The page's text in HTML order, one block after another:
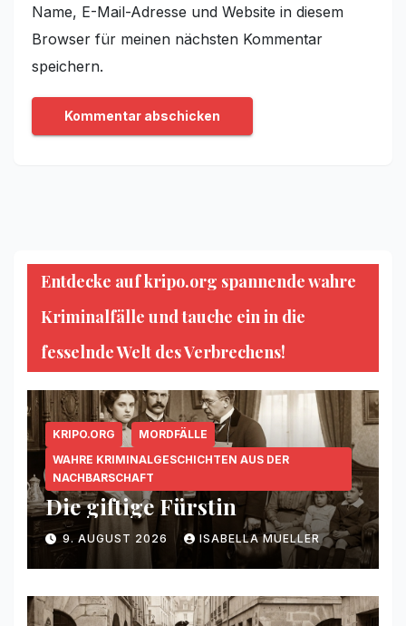
Name, E-Mail-Adresse und Website in diesem
Browser für meinen nächsten Kommentar
speichern.
Entdecke auf kripo.org spannende wahre
Kriminalfälle und tauche ein in die
fesselnde Welt des Verbrechens!
KRIPO.ORG
MORDFÄLLE
WAHRE KRIMINALGESCHICHTEN AUS DER
NACHBARSCHAFT
Die giftige Fürstin
9. AUGUST 2026 ISABELLA MUELLER